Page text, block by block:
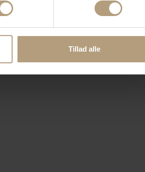
data med andre oplysninger, du har givet
Tillad alle